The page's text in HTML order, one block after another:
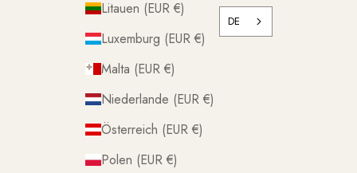
Litauen (EUR €)
Luxemburg (EUR €)
Malta (EUR €)
Niederlande (EUR €)
Österreich (EUR €)
Polen (EUR €)
DE